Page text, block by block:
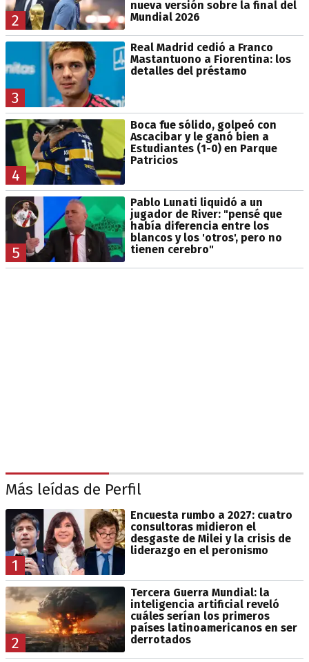
2
nueva versión sobre la final del
Mundial 2026
3
Real Madrid cedió a Franco
Mastantuono a Fiorentina: los
detalles del préstamo
4
Boca fue sólido, golpeó con
Ascacibar y le ganó bien a
Estudiantes (1-0) en Parque
Patricios
5
Pablo Lunati liquidó a un
jugador de River: "pensé que
había diferencia entre los
blancos y los 'otros', pero no
tienen cerebro"
Más leídas de Perfil
1
Encuesta rumbo a 2027: cuatro
consultoras midieron el
desgaste de Milei y la crisis de
liderazgo en el peronismo
2
Tercera Guerra Mundial: la
inteligencia artificial reveló
cuáles serían los primeros
países latinoamericanos en ser
derrotados